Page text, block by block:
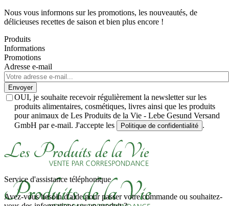
Nous vous informons sur les promotions, les nouveautés, de
délicieuses recettes de saison et bien plus encore !
Produits
Informations
Promotions
Adresse e-mail
Envoyer
OUI, je souhaite recevoir régulièrement la newsletter sur les
produits alimentaires, cosmétiques, livres ainsi que les produits
pour animaux de Les Produits de la Vie - Lebe Gesund Versand
GmbH par e-mail. J'accepte les
Politique de confidentialité .
Service d'assistance téléphonique
Avez-vous besoin d'aide pour passer votre commande ou souhaitez-